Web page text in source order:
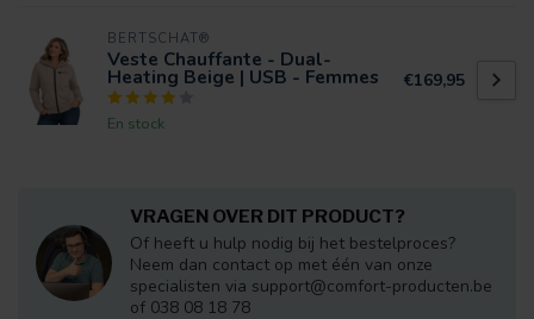
BERTSCHAT®
Veste Chauffante - Dual-
Heating Beige | USB - Femmes
En stock
€169,95
VRAGEN OVER DIT PRODUCT?
Of heeft u hulp nodig bij het bestelproces?
Neem dan contact op met één van onze
specialisten via support@comfort-producten.be
of 038 08 18 78